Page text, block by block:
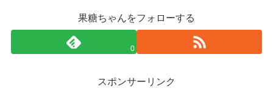
果糖ちゃんをフォローする
0
スポンサーリンク